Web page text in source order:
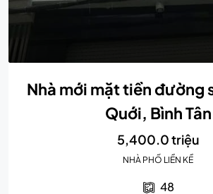
Nhà mới mặt tiền đường
Quới, Bình Tân
5,400.0 triệu
NHÀ PHỐ LIỀN KỀ
48